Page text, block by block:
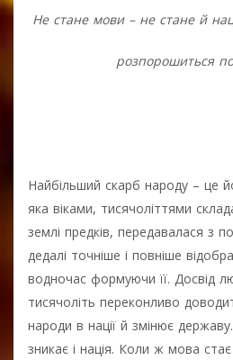
Не стане мови – не стане й
розпорошиться
Найбільший скарб народу – це
яка віками, тисячоліттями
землі предків, передавалася з
дедалі точніше і повніше
водночас формуючи її. Досвід
тисячоліть переконливо
народи в нації й змінює
зникає і нація. Коли ж мова